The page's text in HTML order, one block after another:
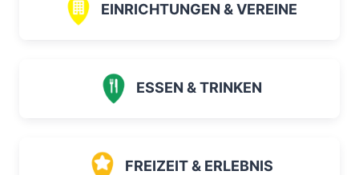
EINRICHTUNGEN & VEREINE
ESSEN & TRINKEN
FREIZEIT & ERLEBNIS